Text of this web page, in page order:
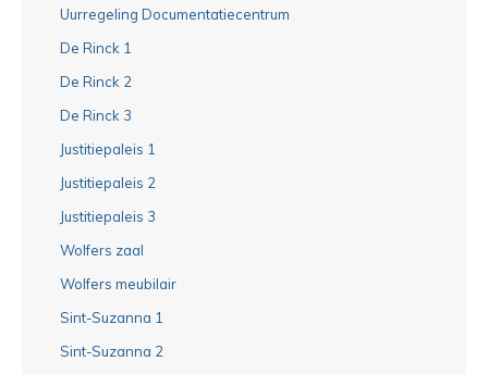
Uurregeling Documentatiecentrum
De Rinck 1
De Rinck 2
De Rinck 3
Justitiepaleis 1
Justitiepaleis 2
Justitiepaleis 3
Wolfers zaal
Wolfers meubilair
Sint-Suzanna 1
Sint-Suzanna 2